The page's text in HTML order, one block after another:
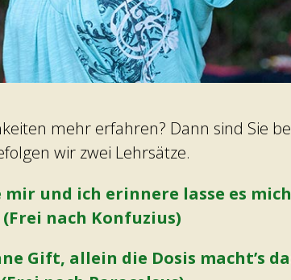
mehr erfahren? Dann sind Sie
wir zwei Lehrsätze.
und ich erinnere lasse es
(Frei nach Konfuzius)
Gift, allein die Dosis macht’s